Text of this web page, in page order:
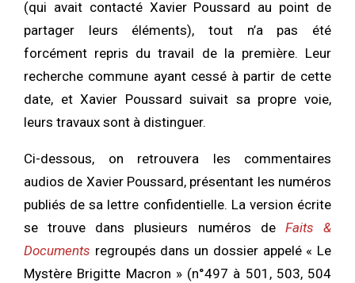
(qui avait contacté Xavier Poussard au point de
partager leurs éléments), tout n’a pas été
forcément repris du travail de la première. Leur
recherche commune ayant cessé à partir de cette
date, et Xavier Poussard suivait sa propre voie,
leurs travaux sont à distinguer.
Ci-dessous, on retrouvera les commentaires
audios de Xavier Poussard, présentant les numéros
publiés de sa lettre confidentielle. La version écrite
se trouve dans plusieurs numéros de Faits &
Documents regroupés dans un dossier appelé « Le
Mystère Brigitte Macron » (n°497 à 501, 503, 504